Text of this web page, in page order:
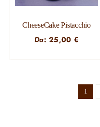
CheeseCake Pistacchio
Da:25,00 €
1